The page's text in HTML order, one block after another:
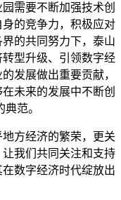
需要不断加强技术创
的竞争力，积极应对
的共同努力下，泰山
型升级、引领数字经
发展做出重要贡献，
未来的发展中不断创
范。
方经济的繁荣，更关
我们共同关注和支持
数字经济时代绽放出